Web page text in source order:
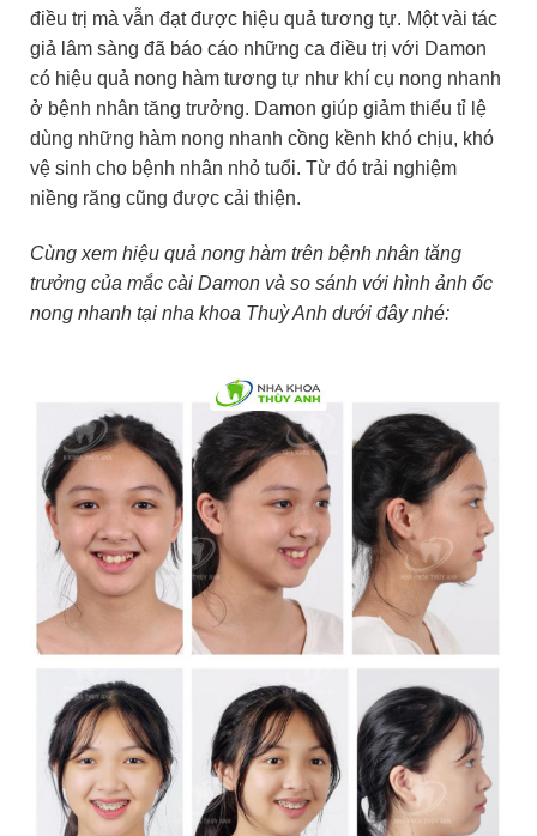
điều trị mà vẫn đạt được hiệu quả tương tự. Một vài tác
giả lâm sàng đã báo cáo những ca điều trị với Damon
có hiệu quả nong hàm tương tự như khí cụ nong nhanh
ở bệnh nhân tăng trưởng. Damon giúp giảm thiểu tỉ lệ
dùng những hàm nong nhanh cồng kềnh khó chịu, khó
vệ sinh cho bệnh nhân nhỏ tuổi. Từ đó trải nghiệm
niềng răng cũng được cải thiện.
Cùng xem hiệu quả nong hàm trên bệnh nhân tăng
trưởng của mắc cài Damon và so sánh với hình ảnh ốc
nong nhanh tại nha khoa Thuỳ Anh dưới đây nhé: